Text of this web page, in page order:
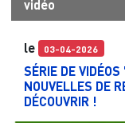
vidéo
le 03-04-2026
SÉRIE DE
NOUVELLES DE
DÉCOUVRIR !